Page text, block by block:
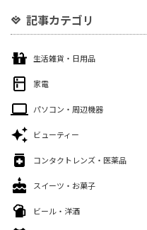
記事カテゴリ
生活雑貨・日用品
家電
パソコン・周辺機器
ビューティー
コンタクトレンズ・医薬品
スイーツ・お菓子
ビール・洋酒